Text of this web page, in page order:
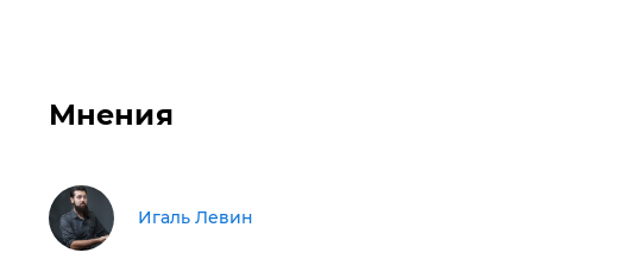
Мнения
Игаль Левин